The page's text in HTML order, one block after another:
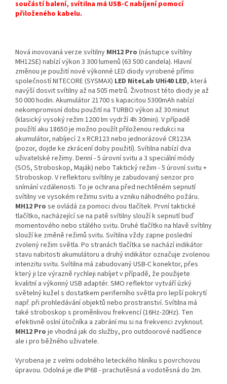
součástí balení, svítilna má USB-C nabíjení pomocí
přiloženého kabelu.
Nová inovovaná verze svítilny MH12 Pro (nástupce svítilny
MH12SE) nabízí výkon 3 300 lumenů (63 500 candela). Hlavní
změnou je použití nové výkonné LED diody vyrobené přímo
společností NITECORE (SYSMAX) LED NiteLab UHi40 LED, která
navýší dosvit svítilny až na 505 metrů. Životnost této diody je až
50 000 hodin. Akumulátor 21700 s kapacitou 5300mAh nabízí
nekompromisní dobu použití na TURBO výkon až 30 minut
(klasický vysoký režim 1200 lm vydrží 4h 30min). V případě
použítí aku 18650 je možno použít přiloženou redukci na
akumulátor, nabíjecí 2 x RCR123 nebo jednorázové CR123A
(pozor, dojde ke zkrácení doby použití). Svítilna nabízí dva
uživatelské režimy. Denní - 5 úrovní svitu a 3 speciální módy
(SOS, Stroboskop, Maják) nebo Taktický režim - 5 úrovní svitu +
Stroboskop. V reflektoru svítilny je zabudovaný senzor pro
snímání vzdálenosti. To je ochrana před nechtěném sepnutí
svítilny ve vysokém režimu svitu a vzniku náhodného požáru.
MH12 Pro se ovládá za pomoci dvou tlačítek. První taktické
tlačítko, nacházející se na patě svítilny slouží k sepnutí buď
momentového nebo stálého svitu. Druhé tlačítko na hlavě svítilny
slouží ke změně režimů svitu. Svítilna vždy zapne poslední
zvolený režim světla. Po stranách tlačítka se nachází indikátor
stavu nabitosti akumulátoru a druhý indikátor označuje zvolenou
intenzitu svitu. Svítilna má zabudovaný USB-C konektor, přes
který ji lze výrazně rychleji nabíjet v případě, že použijete
kvalitní a výkonný USB adaptér. SMO reflektor vytváří úzký
světelný kužel s dostatkem periferního světla pro lepší pokrytí
např. při prohledávání objektů nebo prostranství. Svítilna má
také stroboskop s proměnlivou frekvencí (16Hz-20Hz). Ten
efektivně oslní útočníka a zabrání mu si na frekvenci zvyknout.
MH12 Pro je vhodná jak do služby, pro outdoorové nadšence
ale i pro běžného uživatele.
Vyrobena je z velmi odolného leteckého hliníku s povrchovou
úpravou. Odolná je dle IP68 - prachutěsná a vodotěsná do 2m.